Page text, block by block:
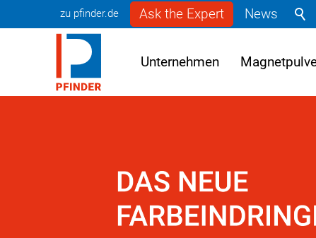
zu pfinder.de Ask the Expert News
Unternehmen